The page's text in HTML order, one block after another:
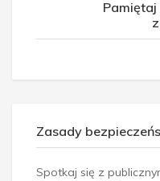
Zasady
Spotkaj się z